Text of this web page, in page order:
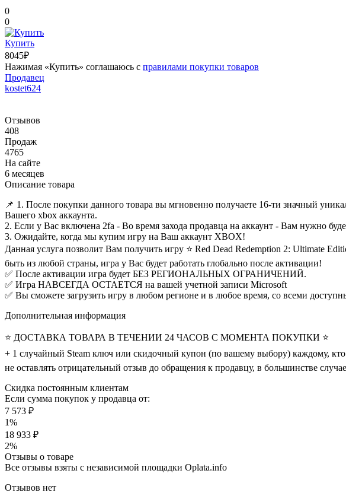
0
0
Купить
8045₽
Нажимая «Купить» соглашаюсь с правилами покупки товаров
Продавец
kostet624
Отзывов
408
Продаж
4765
На сайте
6 месяцев
Описание товара
📌 1. После покупки данного товара вы мгновенно получаете 16-ти значный
Вашего xbox аккаунта.
2. Если у Вас включена 2fa - Во время захода продавца на аккаунт - Вам нужно
3. Ожидайте, когда мы купим игру на Ваш аккаунт XBOX!
Данная услуга позволит Вам получить игру ⭐ Red Dead Redemption 2: Ultimate
быть из любой страны, игра у Вас будет работать глобально после активации!
✅ После активации игра будет БЕЗ РЕГИОНАЛЬНЫХ ОГРАНИЧЕНИЙ.
✅ Игра НАВСЕГДА ОСТАЕТСЯ на вашей учетной записи Microsoft
✅ Вы сможете загрузить игру в любом регионе и в любое время, со всеми
Дополнительная информация
⭐ ДОСТАВКА ТОВАРА В ТЕЧЕНИИ 24 ЧАСОВ С МОМЕНТА ПОКУПКИ ⭐
+ 1 случайный Steam ключ или скидочный купон (по вашему выбору) каждому,
не оставлять отрицательный отзыв до обращения к продавцу, в большинстве
Скидка постоянным клиентам
Если сумма покупок у продавца от:
7 573 ₽
1%
18 933 ₽
2%
Отзывы о товаре
Все отзывы взяты с независимой площадки Oplata.info
Отзывов нет